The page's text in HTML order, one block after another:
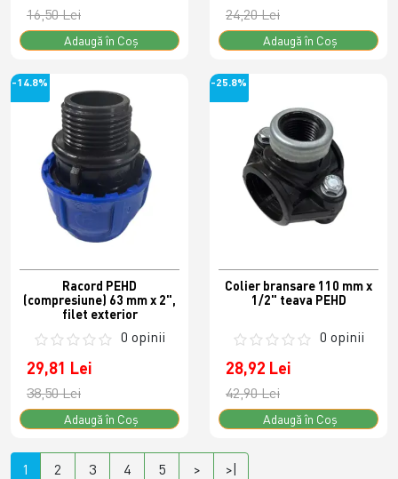
16,50 Lei
Adaugă în Coş
24,20 Lei
Adaugă în Coş
-14.8%
Racord PEHD
(compresiune) 63 mm x 2",
filet exterior
0 opinii
29,81 Lei
38,50 Lei
Adaugă în Coş
-25.8%
Colier bransare 110 mm x
1/2" teava PEHD
0 opinii
28,92 Lei
42,90 Lei
Adaugă în Coş
1 2 3 4 5 >
>|